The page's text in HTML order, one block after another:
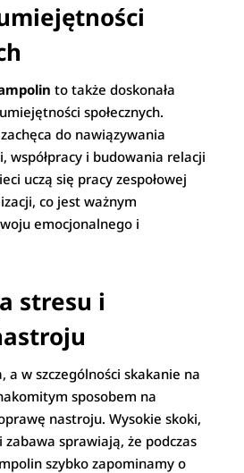
to także doskonała
społecznych.
do nawiązywania
współpracy i budowania relacji
uczą się pracy zespołowej
co jest ważnym
emocjonalnego i
stresu i
a w szczególności skakanie na
sposobem na
nastroju. Wysokie skoki,
zabawa sprawiają, że podczas
szybko zapominamy o